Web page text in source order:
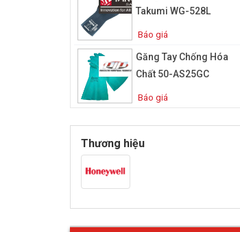
Takumi WG-528L
Báo giá
Găng Tay Chống Hóa
Chất 50-AS25GC
Báo giá
Thương hiệu